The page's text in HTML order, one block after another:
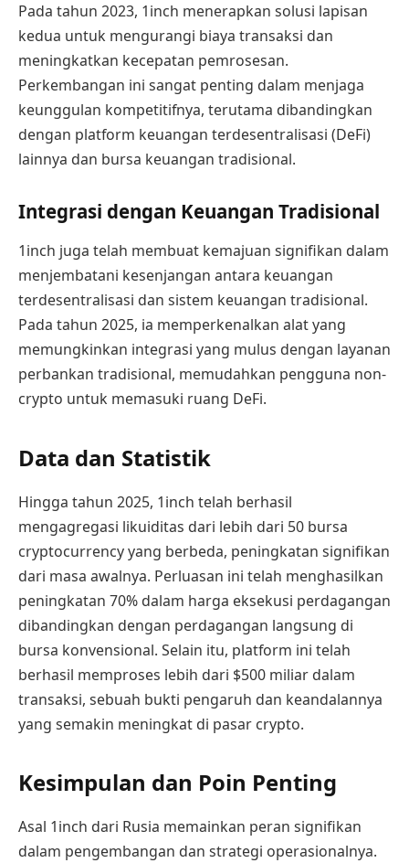
Pada tahun 2023, 1inch menerapkan solusi lapisan
kedua untuk mengurangi biaya transaksi dan
meningkatkan kecepatan pemrosesan.
Perkembangan ini sangat penting dalam menjaga
keunggulan kompetitifnya, terutama dibandingkan
dengan platform keuangan terdesentralisasi (DeFi)
lainnya dan bursa keuangan tradisional.
Integrasi dengan Keuangan Tradisional
1inch juga telah membuat kemajuan signifikan dalam
menjembatani kesenjangan antara keuangan
terdesentralisasi dan sistem keuangan tradisional.
Pada tahun 2025, ia memperkenalkan alat yang
memungkinkan integrasi yang mulus dengan layanan
perbankan tradisional, memudahkan pengguna non-
crypto untuk memasuki ruang DeFi.
Data dan Statistik
Hingga tahun 2025, 1inch telah berhasil
mengagregasi likuiditas dari lebih dari 50 bursa
cryptocurrency yang berbeda, peningkatan signifikan
dari masa awalnya. Perluasan ini telah menghasilkan
peningkatan 70% dalam harga eksekusi perdagangan
dibandingkan dengan perdagangan langsung di
bursa konvensional. Selain itu, platform ini telah
berhasil memproses lebih dari $500 miliar dalam
transaksi, sebuah bukti pengaruh dan keandalannya
yang semakin meningkat di pasar crypto.
Kesimpulan dan Poin Penting
Asal 1inch dari Rusia memainkan peran signifikan
dalam pengembangan dan strategi operasionalnya.